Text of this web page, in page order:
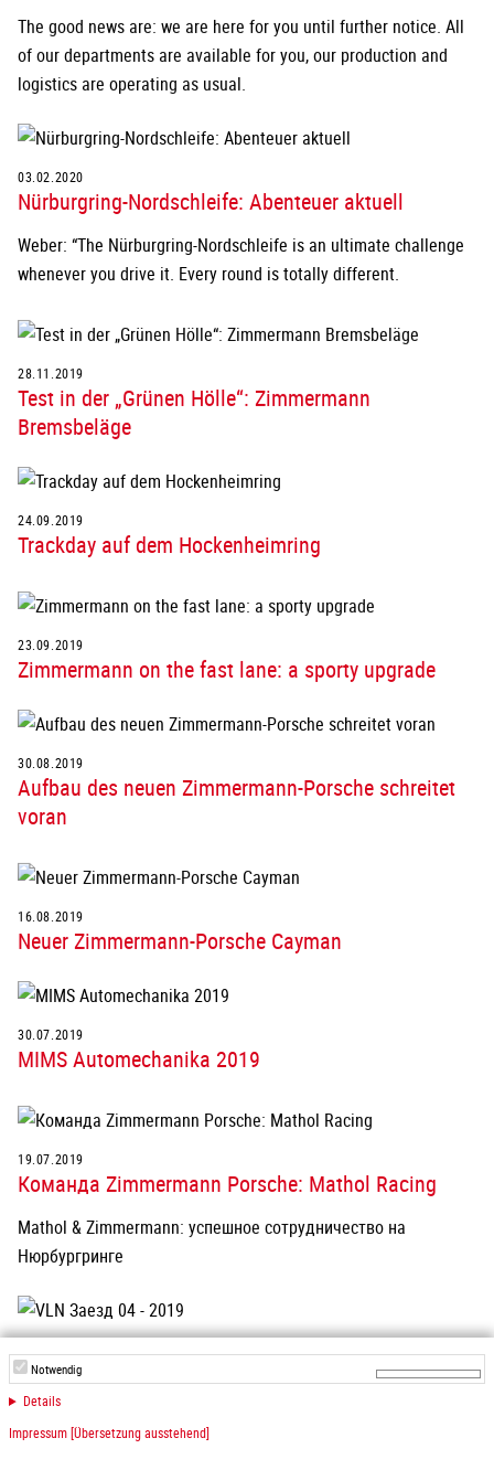
Notwendig
Details
Impressum [Übersetzung ausstehend]
The good news are: we are here for you until further notice. All
of our departments are available for you, our production and
logistics are operating as usual.
03.02.2020
Nürburgring-Nordschleife: Abenteuer aktuell
Weber: “The Nürburgring-Nordschleife is an ultimate challenge
whenever you drive it. Every round is totally different.
28.11.2019
Test in der „Grünen Hölle“: Zimmermann
Bremsbeläge
24.09.2019
Trackday auf dem Hockenheimring
23.09.2019
Zimmermann on the fast lane: a sporty upgrade
30.08.2019
Aufbau des neuen Zimmermann-Porsche schreitet
voran
16.08.2019
Neuer Zimmermann-Porsche Cayman
30.07.2019
MIMS Automechanika 2019
19.07.2019
Команда Zimmermann Porsche: Mathol Racing
Mathol & Zimmermann: успешное сотрудничество на
Нюрбургринге
VLN Заезд 04 - 2019